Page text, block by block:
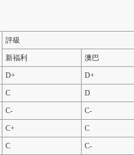
評級
新福利 澳巴
D+ D+
C D
C- C-
C+ C
C C-